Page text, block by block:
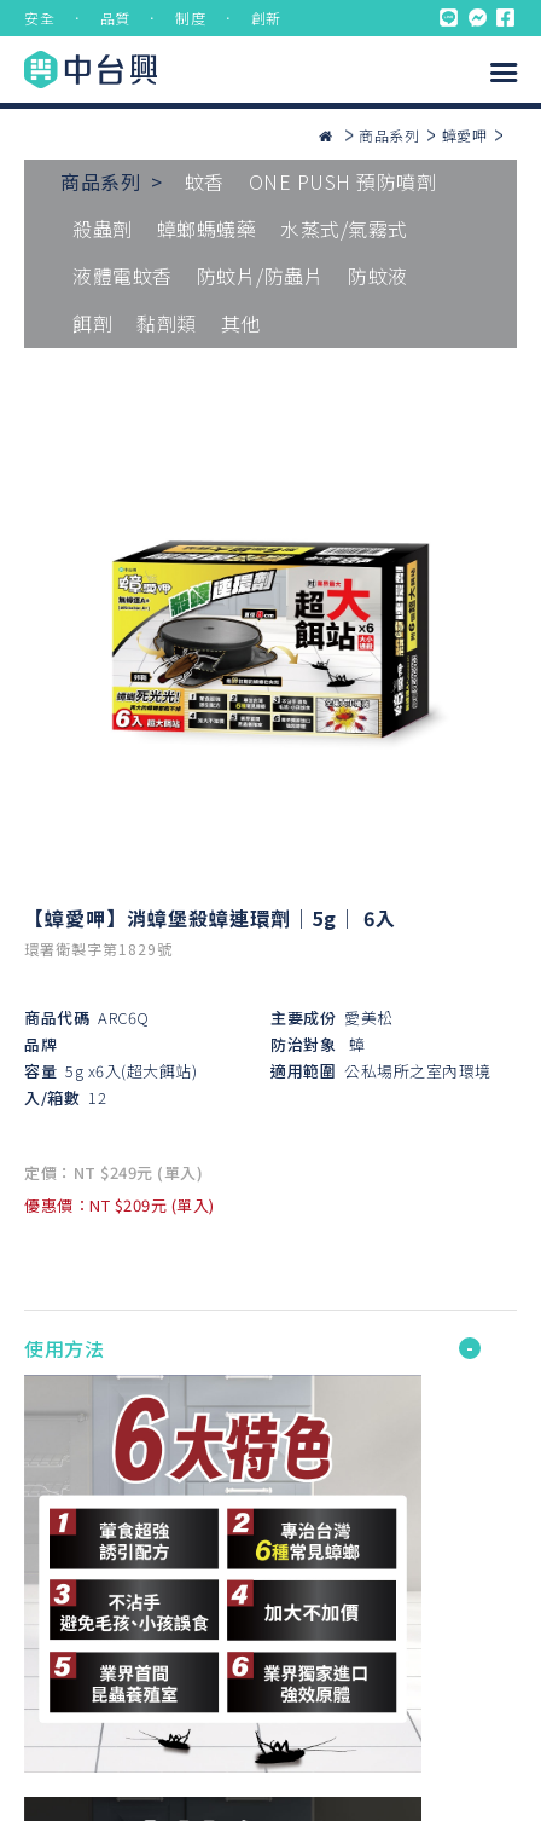
安全 ． 品質 ． 制度 ． 創新
商品系列 蟑愛呷
商品系列 > 蚊香
ONE PUSH 預防噴劑
殺蟲劑
蟑螂螞蟻藥
水蒸式/氣霧式
液體電蚊香
防蚊片/防蟲片
防蚊液
餌劑
黏劑類 其他
【蟑愛呷】消蟑堡殺蟑連環劑｜5g｜ 6入
環署衛製字第1829號
商品代碼 ARC6Q
品牌
容量 5g x6入(超大餌站)
入/箱數 12
主要成份 愛美松
防治對象 蟑
適用範圍 公私場所之室內環境
定價：NT $249元 (單入)
優惠價：NT $209元 (單入)
使用方法